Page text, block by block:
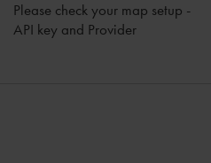
Please check your map setup -
API key and Provider